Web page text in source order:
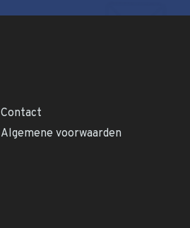
Contact
Algemene voorwaarden